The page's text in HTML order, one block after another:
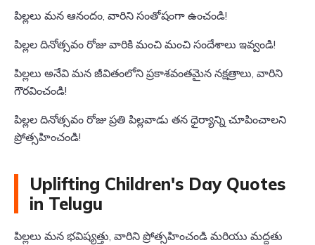
పిల్లలు మన ఆనందం, వారిని సంతోషంగా ఉంచండి!
పిల్లల దినోత్సవం రోజు వారికి మంచి మంచి సందేశాలు ఇవ్వండి!
పిల్లలు అనేవి మన జీవితంలోని ప్రకాశవంతమైన నక్షత్రాలు, వారిని
గౌరవించండి!
పిల్లల దినోత్సవం రోజు ప్రతి పిల్లవాడు తన ధైర్యాన్ని చూపించాలని
ప్రోత్సహించండి!
Uplifting Children's Day Quotes
in Telugu
పిల్లలు మన భవిష్యత్తు, వారిని ప్రోత్సహించండి మరియు మద్దతు